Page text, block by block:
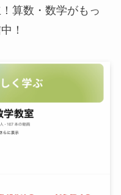
算数・数学がもっ
！